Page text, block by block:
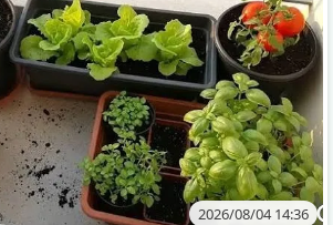
2026/08/04 14:36